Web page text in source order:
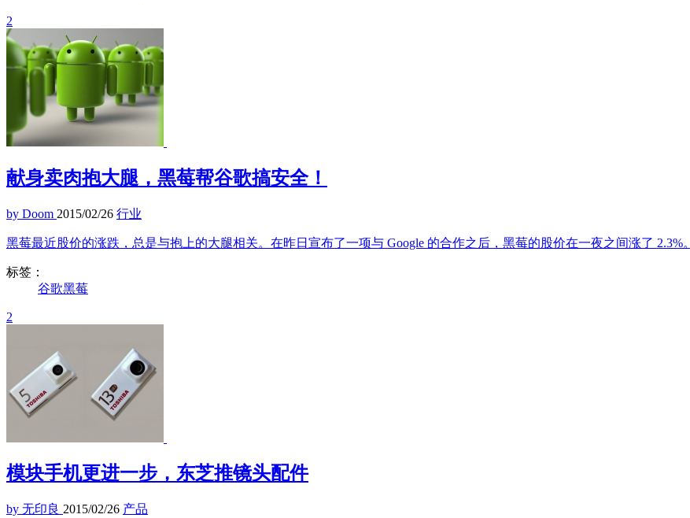
2
献身卖肉抱大腿，黑莓帮谷歌搞安全！
by Doom 2015/02/26 行业
黑莓最近股价的涨跌，总是与抱上的大腿相关。在昨日宣布了一项与 Google 的合作之后，黑莓的股价在一夜之间涨了 2.3%。
标签：
谷歌黑莓
2
模块手机更进一步，东芝推镜头配件
by 无印良 2015/02/26 产品